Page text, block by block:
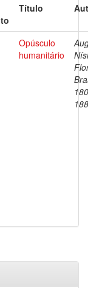
Título
Opúsculo
humanitário